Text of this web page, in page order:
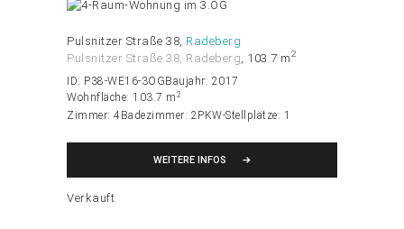
Pulsnitzer Straße 38 Radeberg
Pulsnitzer Straße 38, Radeberg 103.7 m2
ID: P38-WE16-3OG Baujahr: 2017
Wohnfläche: 103.7 m 2
Zimmer: 4 Badezimmer: 2 PKW-Stellplätze: 1
WEITERE INFOS
Verkauft